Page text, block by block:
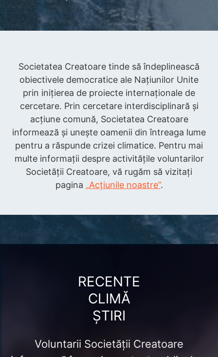
Societatea Creatoare tinde să îndeplinească
obiectivele democratice ale Națiunilor Unite
prin inițierea de proiecte internaționale de
cercetare. Prin cercetare interdisciplinară și
acțiune comună, Societatea Creatoare
informează și unește oamenii din întreaga lume
pentru a răspunde crizei climatice. Pentru mai
multe informații despre activitățile voluntarilor
Societății Creatoare, vă rugăm să vizitați
pagina „Acțiunile noastre”.
RECENTE
CLIMĂ
ȘTIRI
Voluntarii Societății Creatoare